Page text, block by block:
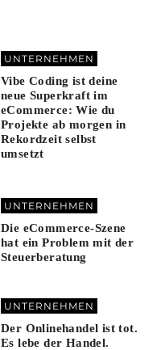
UNTERNEHMEN
Vibe Coding ist deine
neue Superkraft im
eCommerce: Wie du
Projekte ab morgen in
Rekordzeit selbst
umsetzt
UNTERNEHMEN
Die eCommerce-Szene
hat ein Problem mit der
Steuerberatung
UNTERNEHMEN
Der Onlinehandel ist tot.
Es lebe der Handel.